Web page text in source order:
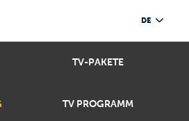
DE
TV-PAKETE
TV PROGRAMM